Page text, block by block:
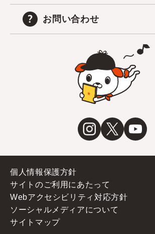
お問い合わせ
個人情報保護方針
サイトのご利用にあたって
Webアクセシビリティ対応方針
ソーシャルメディアについて
サイトマップ